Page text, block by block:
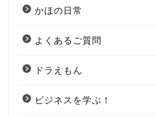
かほの日常
よくあるご質問
ドラえもん
ビジネスを学ぶ！